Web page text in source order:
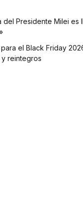
del Presidente Milei es
el Black Friday
reintegros